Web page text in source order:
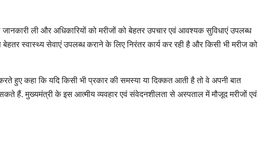
ली और अधिकारियों को मरीजों को बेहतर उपचार एवं आवश्यक सुविधाएं उपलब्ध
स्वास्थ्य सेवाएं उपलब्ध कराने के लिए निरंतर कार्य कर रही है और किसी भी मरीज को
हुए कहा कि यदि किसी भी प्रकार की समस्या या दिक्कत आती है तो वे अपनी बात
हैं. मुख्यमंत्री के इस आत्मीय व्यवहार एवं संवेदनशीलता से अस्पताल में मौजूद मरीजों एवं